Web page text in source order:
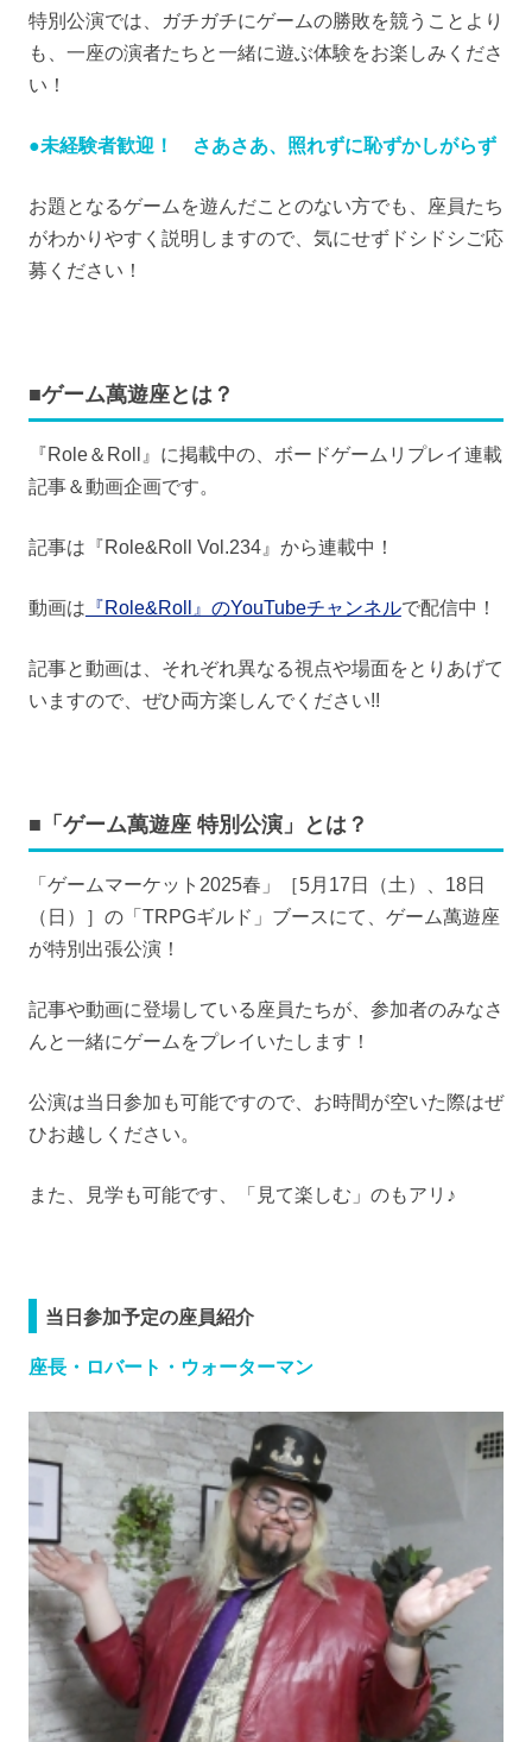
特別公演では、ガチガチにゲームの勝敗を競うことより
も、一座の演者たちと一緒に遊ぶ体験をお楽しみくださ
い！
●未経験者歓迎！ さあさあ、照れずに恥ずかしがらず
お題となるゲームを遊んだことのない方でも、座員たち
がわかりやすく説明しますので、気にせずドシドシご応
募ください！
■ゲーム萬遊座とは？
『Role＆Roll』に掲載中の、ボードゲームリプレイ連載
記事＆動画企画です。
記事は『Role&Roll Vol.234』から連載中！
動画は 『Role&Roll』のYouTubeチャンネルで配信中！
記事と動画は、それぞれ異なる視点や場面をとりあげて
いますので、ぜひ両方楽しんでください!!
■「ゲーム萬遊座 特別公演」とは？
「ゲームマーケット2025春」［5月17日（土）、18日
（日）］の「TRPGギルド」ブースにて、ゲーム萬遊座
が特別出張公演！
記事や動画に登場している座員たちが、参加者のみなさ
んと一緒にゲームをプレイいたします！
公演は当日参加も可能ですので、お時間が空いた際はぜ
ひお越しください。
また、見学も可能です、「見て楽しむ」のもアリ♪
当日参加予定の座員紹介
座長・ロバート・ウォーターマン